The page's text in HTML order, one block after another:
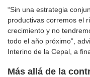
“Sin una estrategia
productivas corremos el
crecimiento y no
todo el año próximo”,
Interino de la Cepal, a
Más allá de la